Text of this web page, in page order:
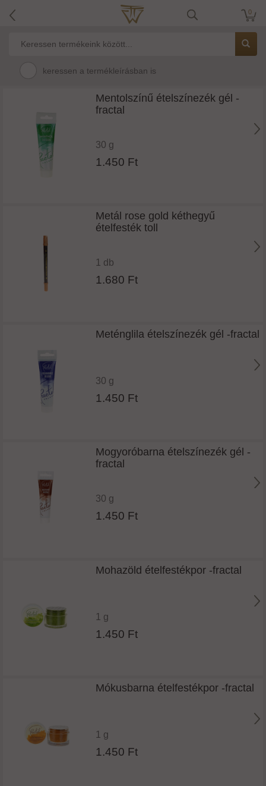
0
keressen a termékleírásban is
Mentolszínű ételszínezék gél -
fractal
30 g
1.450 Ft
Metál rose gold kéthegyű
ételfesték toll
1 db
1.680 Ft
Meténglila ételszínezék gél -fractal
30 g
1.450 Ft
Mogyoróbarna ételszínezék gél -
fractal
30 g
1.450 Ft
Mohazöld ételfestékpor -fractal
1 g
1.450 Ft
Mókusbarna ételfestékpor -fractal
1 g
1.450 Ft